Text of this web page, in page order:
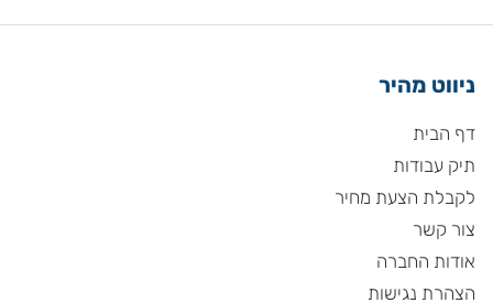
ניווט מהיר
דף הבית
תיק עבודות
לקבלת הצעת מחיר
צור קשר
אודות החברה
הצהרת נגישות